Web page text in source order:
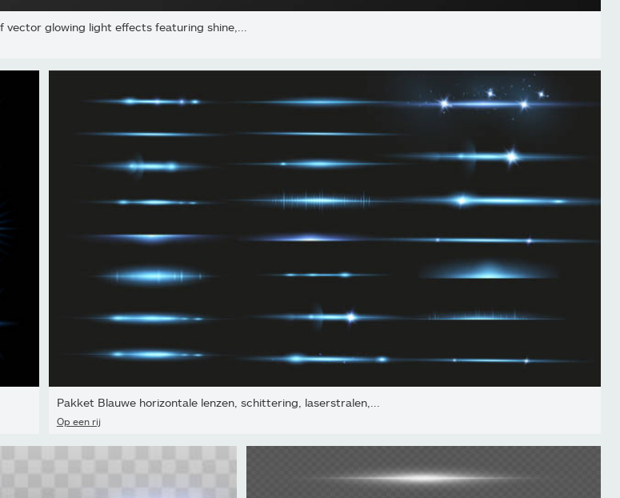
vector glowing light effects featuring shine,...
Pakket Blauwe horizontale lenzen, schittering, laserstralen,...
Op een rij